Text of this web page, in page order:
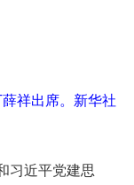
祥出席。新华社
习近平党建思